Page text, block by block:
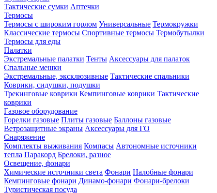
Тактические сумки Аптечки
Термосы
Термосы с широким горлом Универсальные Термокружки
Классические термосы Спортивные термосы Термобутылки
Термосы для еды
Палатки
Экстремальные палатки Тенты Аксессуары для палаток
Спальные мешки
Экстремальные, эксклюзивные Тактические спальники
Коврики, сидушки, подушки
Трекинговые коврики Кемпинговые коврики Тактические
коврики
Газовое оборудование
Горелки газовые Плиты газовые Баллоны газовые
Ветрозащитные экраны Аксессуары для ГО
Снаряжение
Комплекты выживания Компасы Автономные источники
тепла Паракорд Брелоки, разное
Освещение, фонари
Химические источники света Фонари Налобные фонари
Кемпинговые фонари Динамо-фонари Фонари-брелоки
Туристическая посуда